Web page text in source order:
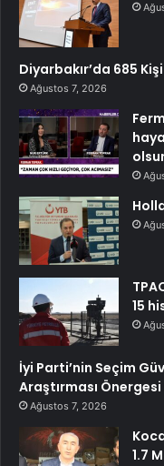
Diyarbakır’da 685
Ağustos 7, 2026
15
İyi Parti’nin Seçim
Araştırması
Ağustos 7, 2026
1.7